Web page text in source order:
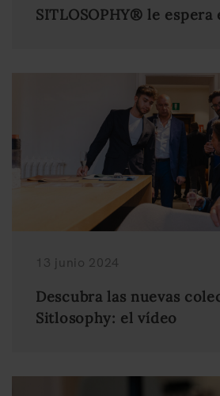
SITLOSOPHY® le espera
13 junio 2024
Descubra las nuevas
Sitlosophy: el vídeo